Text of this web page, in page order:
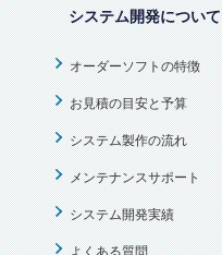
システム開発について
オーダーソフトの特徴
お見積の目安と予算
システム製作の流れ
メンテナンスサポート
システム開発実績
よくある質問